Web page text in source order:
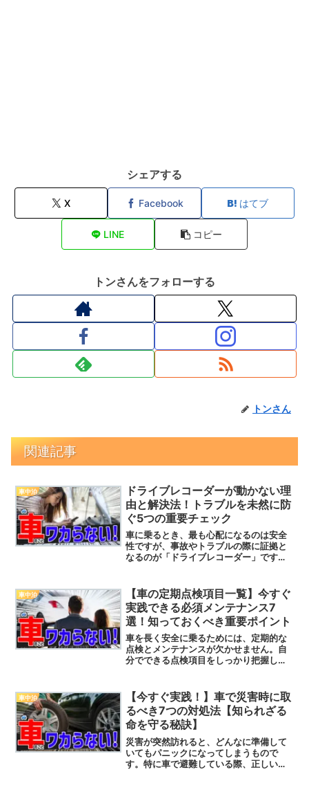
シェアする
X Facebook はてブ
LINE コピー
トンさんをフォローする
トンさん
関連記事
車中泊
ドライブレコーダーが動かない理
由と解決法！トラブルを未然に防
ぐ5つの重要チェック
車に乗るとき、最も心配になるのは安全
性ですが、事故やトラブルの際に証拠と
なるのが「ドライブレコーダー」です。
かったら…それは大きな問題です。事故
の証拠を残せないどころか...
車中泊
【車の定期点検項目一覧】今すぐ
実践できる必須メンテナンス7
選！知っておくべき重要ポイント
車を長く安全に乗るためには、定期的な
点検とメンテナンスが欠かせません。自
分でできる点検項目をしっかり把握し、
における必須項目をわかりやすく解説
し、あなたが実践すべきポイ...
車中泊
【今すぐ実践！】車で災害時に取
るべき7つの対処法【知られざる
命を守る秘訣】
災害が突然訪れると、どんなに準備して
いてもパニックになってしまうもので
す。特に車で避難している際、正しい対